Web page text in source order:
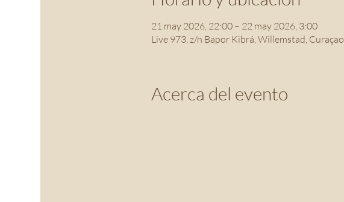
21 may 2026, 22:00 – 22 may 2026, 3:00
Live 973, z/n Bapor Kibrá, Willemstad, Curaçao
Acerca del evento